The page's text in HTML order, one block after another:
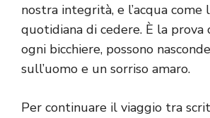
nostra integrità, e l’acqua come
quotidiana di cedere. È la prova
ogni bicchiere, possono
sull’uomo e un sorriso amaro.
Per continuare il viaggio tra